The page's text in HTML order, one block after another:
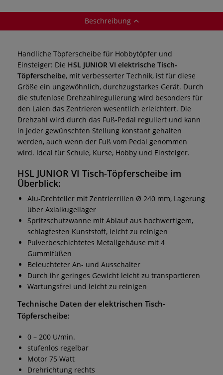
Beschreibung
Handliche Töpferscheibe für Hobbytöpfer und
Einsteiger: Die HSL JUNIOR VI elektrische Tisch-
Töpferscheibe, mit verbesserter Technik, ist für diese
Größe ein ungewöhnlich, durchzugstarkes Gerät. Durch
die stufenlose Drehzahlregulierung wird besonders für
den Laien das Zentrieren wesentlich erleichtert. Die
Drehzahl wird durch das Fuß-Pedal reguliert und kann
in jeder gewünschten Stellung konstant gehalten
werden, auch wenn der Fuß vom Pedal genommen
wird. Ideal für Schule, Kurse, Hobby und Einsteiger.
HSL JUNIOR VI Tisch-Töpferscheibe im
Überblick:
Alu-Drehteller mit Zentrierrillen Ø 240 mm, Lagerung
über Axialkugellager
Spritzschutzwanne mit Ablauf aus hochwertigem,
schlagfesten Kunststoff, leicht zu reinigen
Pulverbeschichtetes Metallgehäuse mit 4
Gummifüßen
Beleuchteter An- und Ausschalter
Durch ihr geringes Gewicht leicht zu transportieren
Wartungsfrei und leicht zu reinigen
Technische Daten der elektrischen Tisch-
Töpferscheibe:
0 – 200 U/min.
stufenlos regelbar
Motor 75 Watt
Drehrichtung rechts